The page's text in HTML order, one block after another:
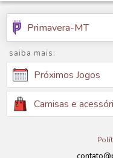
Primavera-MT
saiba mais:
Próximos Jogos
Camisas e